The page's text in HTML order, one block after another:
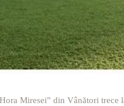
Miresei” din Vânători